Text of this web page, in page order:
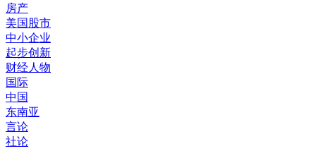
房产
美国股市
中小企业
起步创新
财经人物
国际
中国
东南亚
言论
社论